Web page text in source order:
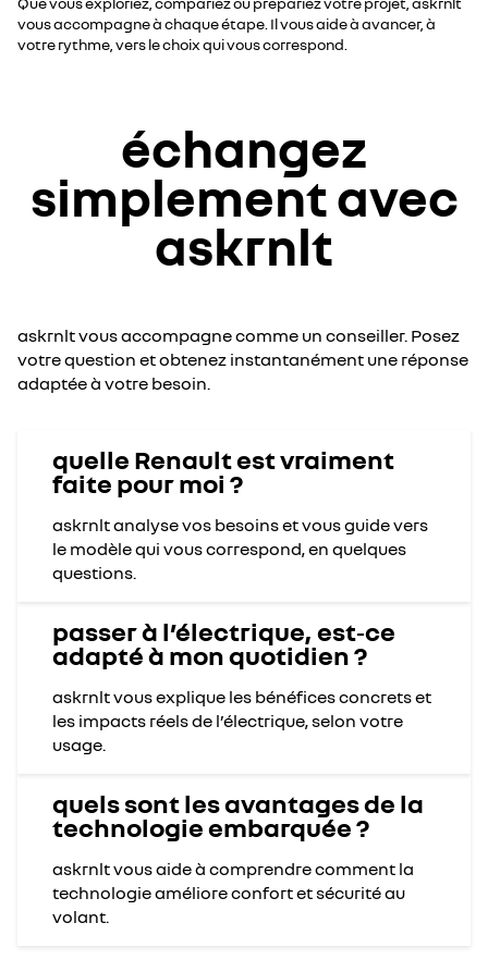
vous accompagne à chaque étape. Il vous aide à avancer, à
votre rythme, vers le choix qui vous correspond.
échangez
simplement avec
askrnlt
askrnlt vous accompagne comme un conseiller. Posez
votre question et obtenez instantanément une réponse
adaptée à votre besoin.
quelle Renault est vraiment
faite pour moi ?
askrnlt analyse vos besoins et vous guide vers
le modèle qui vous correspond, en quelques
questions.
passer à l’électrique, est‑ce
adapté à mon quotidien ?
askrnlt vous explique les bénéfices concrets et
les impacts réels de l’électrique, selon votre
usage.
quels sont les avantages de la
technologie embarquée ?
askrnlt vous aide à comprendre comment la
technologie améliore confort et sécurité au
volant.